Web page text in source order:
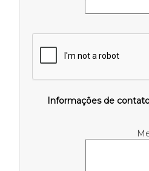
Informações de